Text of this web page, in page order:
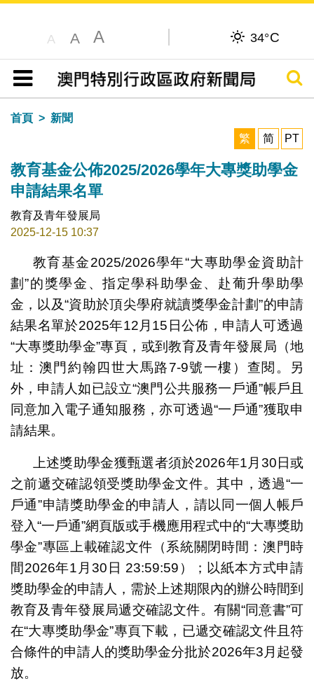
A A A 34°C
目錄
搜尋
首頁
新聞
繁
简 PT
教育基金公佈2025/2026學年大專獎助學金
申請結果名單
教育及青年發展局
2025-12-15 10:37
教育基金2025/2026學年“大專助學金資助計
劃”的獎學金、指定學科助學金、赴葡升學助學
金，以及“資助於頂尖學府就讀獎學金計劃”的申請
結果名單於2025年12月15日公佈，申請人可透過
“大專獎助學金”專頁，或到教育及青年發展局（地
址：澳門約翰四世大馬路7-9號一樓）查閱。另
外，申請人如已設立“澳門公共服務一戶通”帳戶且
同意加入電子通知服務，亦可透過“一戶通”獲取申
請結果。
上述獎助學金獲甄選者須於2026年1月30日或
之前遞交確認領受獎助學金文件。其中，透過“一
戶通”申請獎助學金的申請人，請以同一個人帳戶
登入“一戶通”網頁版或手機應用程式中的“大專獎助
學金”專區上載確認文件（系統關閉時間：澳門時
間2026年1月30日 23:59:59）；以紙本方式申請
獎助學金的申請人，需於上述期限內的辦公時間到
教育及青年發展局遞交確認文件。有關“同意書”可
在“大專獎助學金”專頁下載，已遞交確認文件且符
合條件的申請人的獎助學金分批於2026年3月起發
放。